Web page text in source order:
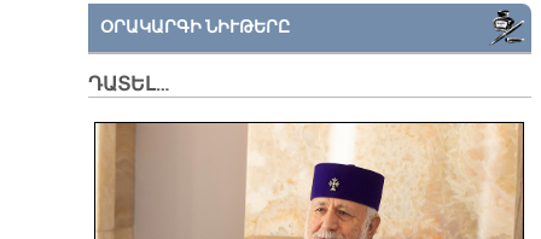
ՕՐԱԿԱՐԳԻ ՆԻՒԹԵՐԸ
ԴԱՏԵԼ…